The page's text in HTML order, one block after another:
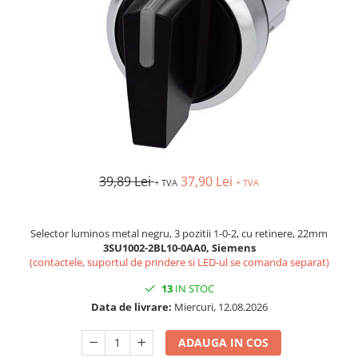
Busbar si pieptene sigurante
AFDD - Sigurante & dispozitive de
Protectii diferentiale RCCB
Diferential RCCB tip AC
Diferential RCBO curba B tip A
Diferential RCBO curba B tip AC
Diferential RCBO curba C tip AC
Protectii motor
39,89 Lei+ TVA 37,90 Lei + TVA
Selector luminos metal negru, 3 pozitii 1-0-2, cu retinere, 22mm
3SU1002-2BL10-0AA0, Siemens
(contactele, suportul de prindere si LED-ul se comanda separat)
13IN STOC
Data de livrare: Miercuri, 12.08.2026
ADAUGA IN COS